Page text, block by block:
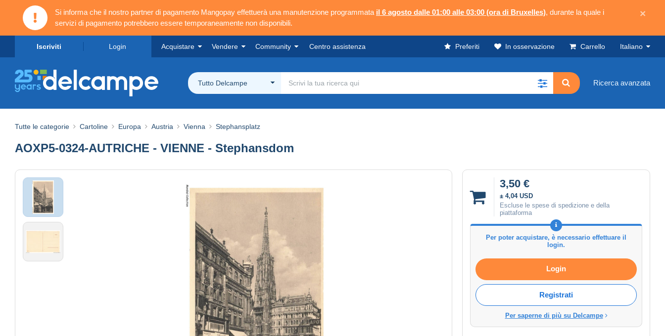
Si informa che il nostro partner di pagamento Mangopay effettuerà una manutenzione programmata il 6 agosto dalle 01:00 alle 03:00 (ora di Bruxelles), durante la quale i
servizi di pagamento potrebbero essere temporaneamente non disponibili.
×
Iscriviti Login Acquistare Vendere Community Centro assistenza Preferiti In osservazione Carrello Italiano
Tutto Delcampe Ricerca avanzata
Tutte le categorie Cartoline Europa Austria Vienna Stephansplatz
AOXP5-0324-AUTRICHE - VIENNE - Stephansdom
3,50 €
± 4,04 USD
Escluse le spese di spedizione e della
piattaforma
Per poter acquistare, è necessario effettuare il
login.
Login
Registrati
Per saperne di più su Delcampe